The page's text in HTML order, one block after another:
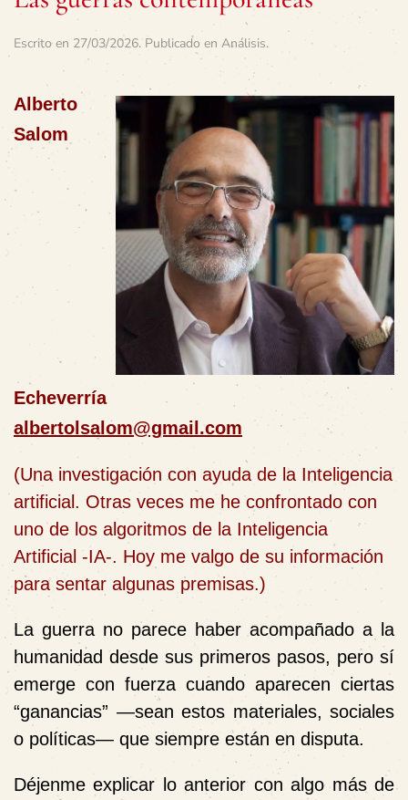
Escrito en 27/03/2026. Publicado en Análisis.
Alberto
Salom
Echeverría
albertolsalom@gmail.com
(Una investigación con ayuda de la Inteligencia
artificial. Otras veces me he confrontado con
uno de los algoritmos de la Inteligencia
Artificial -IA-. Hoy me valgo de su información
para sentar algunas premisas.)
La guerra no parece haber acompañado a la
humanidad desde sus primeros pasos, pero sí
emerge con fuerza cuando aparecen ciertas
“ganancias” —sean estos materiales, sociales
o políticas— que siempre están en disputa.
Déjenme explicar lo anterior con algo más de